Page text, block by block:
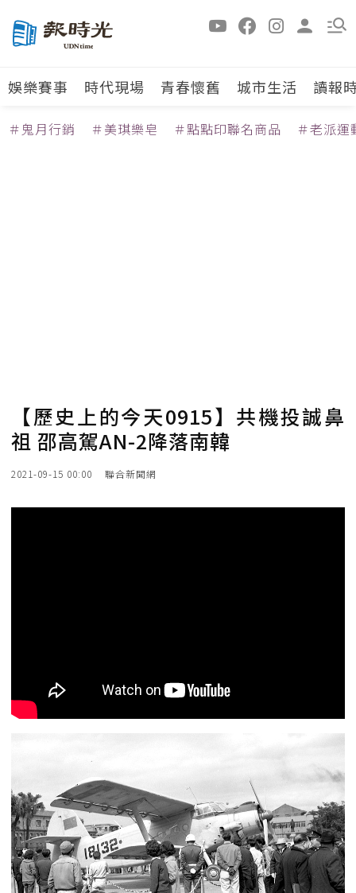
娛樂賽事 時代現場 青春懷舊 城市生活 讀報
＃鬼月行銷 ＃美琪樂皂 ＃點點印聯名商品 ＃老派運
【歷史上的今天0915】共機投誠鼻
祖 邵高駕AN-2降落南韓
2021-09-15 00:00 聯合新聞網